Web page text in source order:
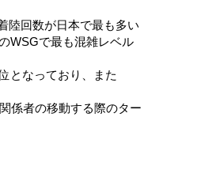
陸回数が日本で最も多い
WSGで最も混雑レベル
となっており、また
係者の移動する際のター